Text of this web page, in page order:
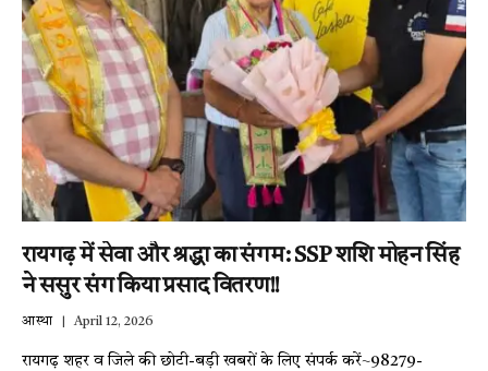
रायगढ़ में सेवा और श्रद्धा का संगम: SSP शशि मोहन सिंह
ने ससुर संग किया प्रसाद वितरण!!
आस्था April 12, 2026
रायगढ़ शहर व जिले की छोटी-बड़ी खबरों के लिए संपर्क करें~98279-